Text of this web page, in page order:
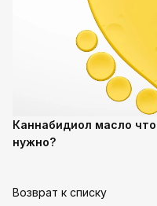
Каннабидиол масло
нужно?
Возврат к списку